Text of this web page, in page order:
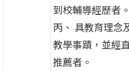
到校輔導經歷者。
丙、 具教育理念
教學事蹟，並經
推薦者。